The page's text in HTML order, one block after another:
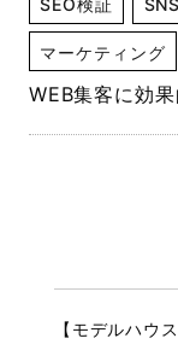
SEO検証
マーケティング
WEB集客に効
【モデルハウ